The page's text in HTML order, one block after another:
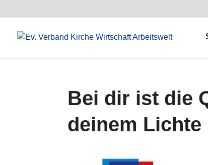
Bei dir ist die
deinem